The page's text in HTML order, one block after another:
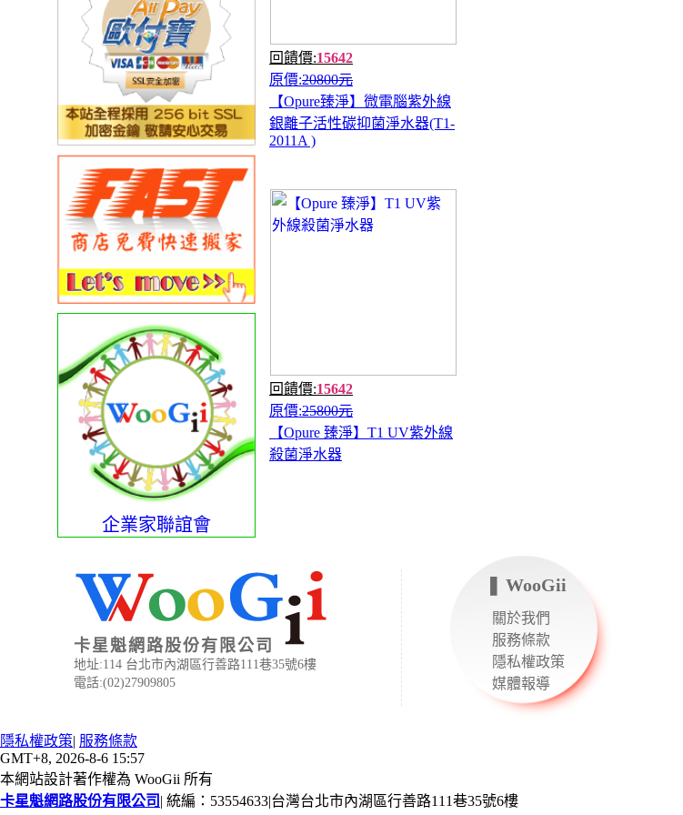
企業家聯誼會
回饋價:15642
原價:20800元
【Opure臻淨】微電腦紫外線
銀離子活性碳抑菌淨水器(T1-
2011A )
回饋價:15642
原價:25800元
【Opure 臻淨】T1 UV紫外線
殺菌淨水器
卡星魁網路股份有限公司
地址:114 台北市內湖區行善路111巷35號6樓
電話:(02)27909805
❚ WooGii
關於我們
服務條款
隱私權政策
媒體報導
隱私權政策| 服務條款
GMT+8, 2026-8-6 15:57
本網站設計著作權為 WooGii 所有
卡星魁網路股份有限公司 | 統編：53554633|台灣台北市內湖區行善路111巷35號6樓